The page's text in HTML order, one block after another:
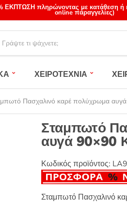
ΕΚΠΤΩΣΗ πληρώνοντας με κατάθεση ή
online παραγγελίες)
ΧΕΙΡΟΤΕΧΝΙΑ
Πασχαλινό καρέ πολύχρωμα
Σταμπωτό
αυγά 90×90
Κωδικός προϊόντος:
Σταμπωτό Πασχαλινό